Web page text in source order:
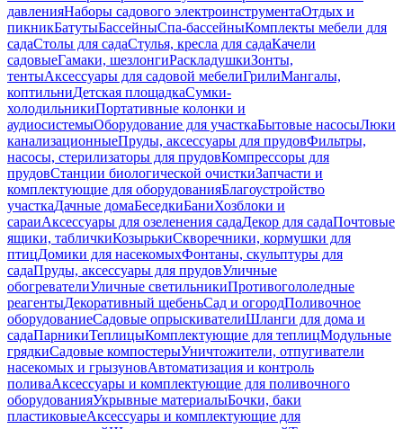
давленияНаборы садового электроинструментаОтдых и
пикникБатутыБассейныСпа-бассейныКомплекты мебели для
садаСтолы для садаСтулья, кресла для садаКачели
садовыеГамаки, шезлонгиРаскладушкиЗонты,
тентыАксессуары для садовой мебелиГрилиМангалы,
коптильниДетская площадкаСумки-
холодильникиПортативные колонки и
аудиосистемыОборудование для участкаБытовые насосыЛюки
канализационныеПруды, аксессуары для прудовФильтры,
насосы, стерилизаторы для прудовКомпрессоры для
прудовСтанции биологической очисткиЗапчасти и
комплектующие для оборудованияБлагоустройство
участкаДачные домаБеседкиБаниХозблоки и
сараиАксессуары для озеленения садаДекор для садаПочтовые
ящики, табличкиКозырькиСкворечники, кормушки для
птицДомики для насекомыхФонтаны, скульптуры для
садаПруды, аксессуары для прудовУличные
обогревателиУличные светильникиПротивогололедные
реагентыДекоративный щебеньСад и огородПоливочное
оборудованиеСадовые опрыскивателиШланги для дома и
садаПарникиТеплицыКомплектующие для теплицМодульные
грядкиСадовые компостерыУничтожители, отпугиватели
насекомых и грызуновАвтоматизация и контроль
поливаАксессуары и комплектующие для поливочного
оборудованияУкрывные материалыБочки, баки
пластиковыеАксессуары и комплектующие для